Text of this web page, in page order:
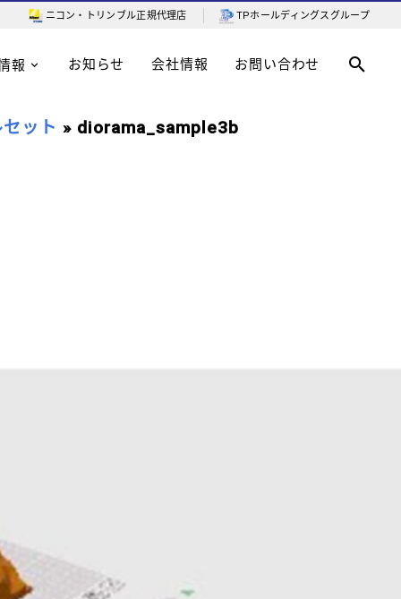
ニコン・トリンブル正規代理店 TPホールディングスグループ
報 お知らせ 会社情報 お問い合わせ
ット » diorama_sample3b